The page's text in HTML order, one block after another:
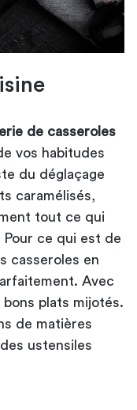
de casseroles
vos habitudes
du déglaçage
caramélisés,
tout ce qui
ce qui est de
casseroles en
Avec
plats mijotés.
de matières
ustensiles